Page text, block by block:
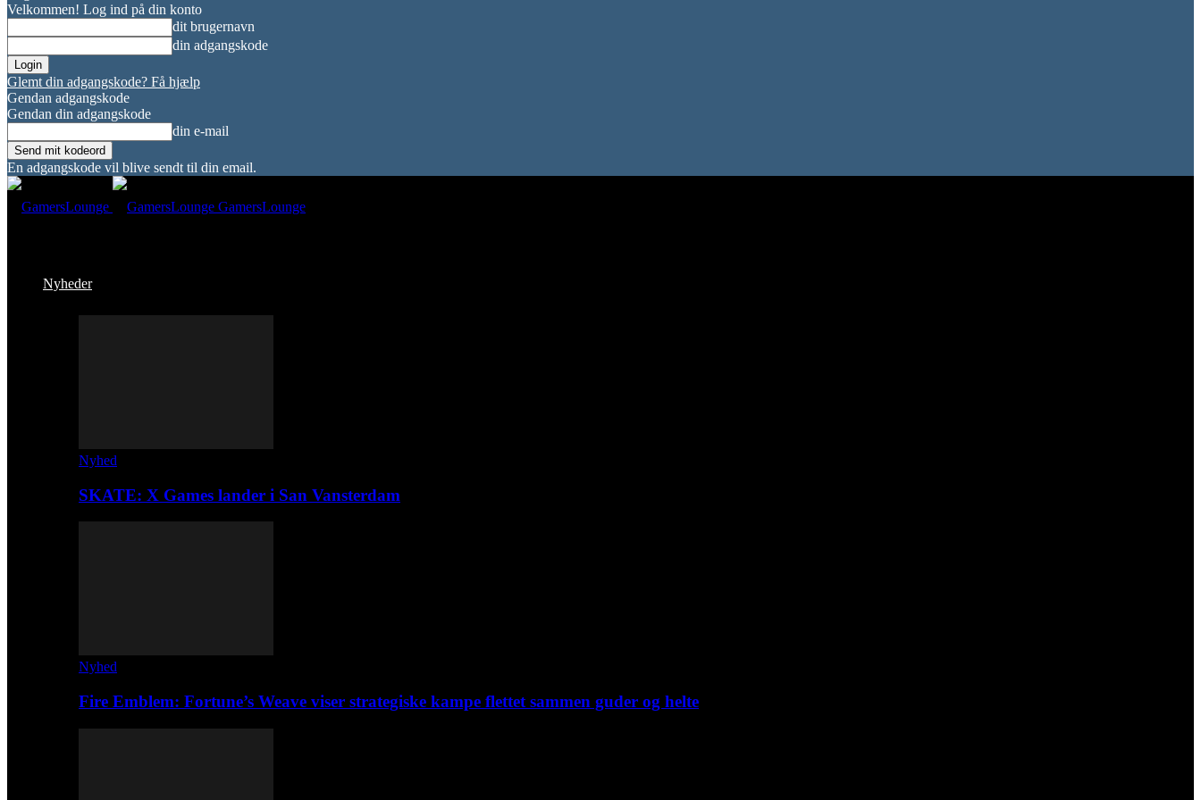
Velkommen! Log ind på din konto
dit brugernavn
din adgangskode
Glemt din adgangskode? Få hjælp
Gendan adgangskode
Gendan din adgangskode
din e-mail
En adgangskode vil blive sendt til din email.
GamersLounge
Nyheder
Nyhed
SKATE: X Games lander i San Vansterdam
Nyhed
Fire Emblem: Fortune’s Weave viser strategiske kampe flettet sammen guder og helte